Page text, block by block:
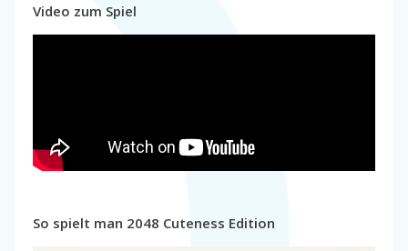
Video zum Spiel
So spielt man 2048 Cuteness Edition